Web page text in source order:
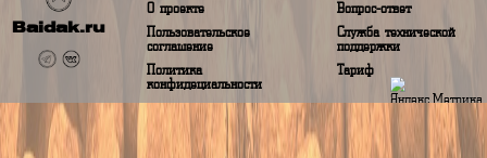
Выполните равенство: